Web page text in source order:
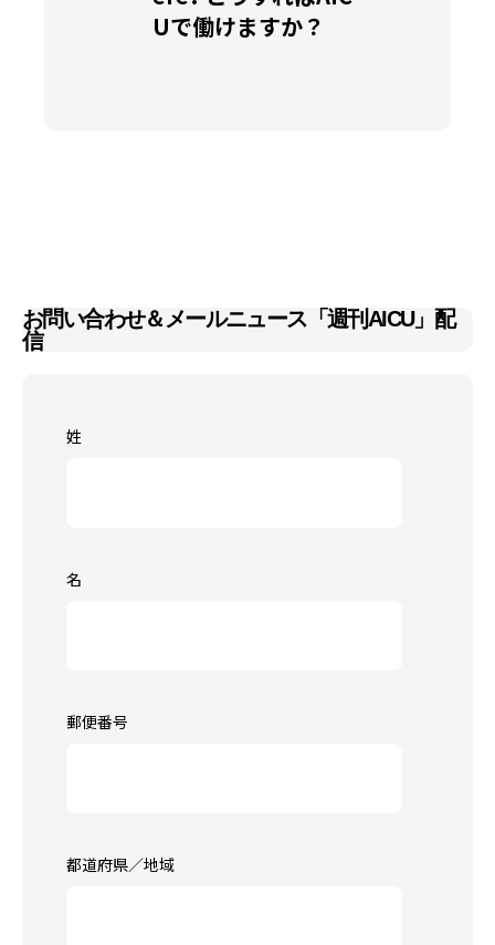
Uで働けますか？
お問い合わせ＆メールニュース「週刊AICU」配
信
姓
名
郵便番号
都道府県／地域